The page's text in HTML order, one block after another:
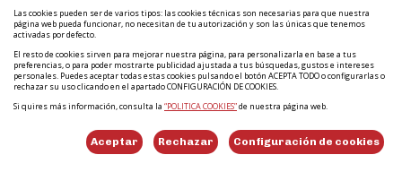
Las cookies pueden ser de varios tipos: las cookies técnicas son necesarias para que nuestra
página web pueda funcionar, no necesitan de tu autorización y son las únicas que tenemos
activadas por defecto.
El resto de cookies sirven para mejorar nuestra página, para personalizarla en base a tus
preferencias, o para poder mostrarte publicidad ajustada a tus búsquedas, gustos e intereses
personales. Puedes aceptar todas estas cookies pulsando el botón ACEPTA TODO o configurarlas o
rechazar su uso clicando en el apartado CONFIGURACIÓN DE COOKIES.
Si quires más información, consulta la “POLITICA COOKIES”de nuestra página web.
Aceptar Rechazar Configuración de cookies